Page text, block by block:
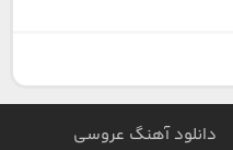
دانلود آهنگ عروسی